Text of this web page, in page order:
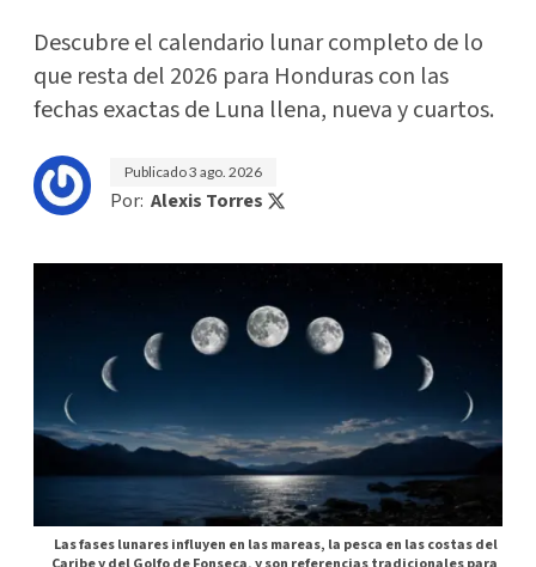
Descubre el calendario lunar completo de lo
que resta del 2026 para Honduras con las
fechas exactas de Luna llena, nueva y cuartos.
Publicado3 ago. 2026
Por: Alexis Torres
Las fases lunares influyen en las mareas, la pesca en las costas del